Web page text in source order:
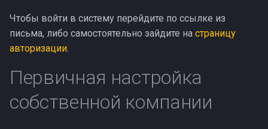
Чтобы войти в систему перейдите по ссылке из
письма, либо самостоятельно зайдите на страницу
авторизации.
Первичная настройка
собственной компании